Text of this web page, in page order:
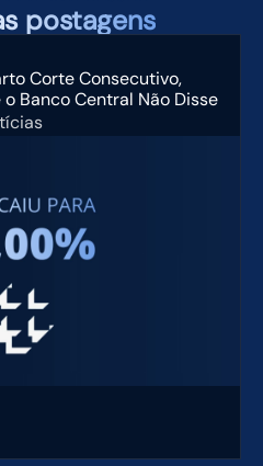
postagens
Corte Consecutivo,
Banco Central Não Disse